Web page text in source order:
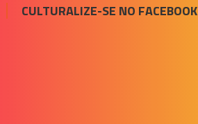
CULTURALIZE-SE NO FACEBOOK